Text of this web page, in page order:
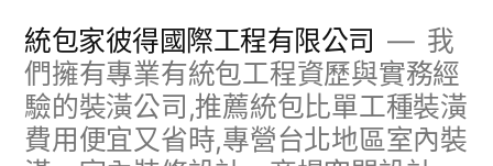
統包家彼得國際工程有限公司
我
們擁有專業有統包工程資歷與實務經
驗的裝潢公司,推薦統包比單工種裝潢
費用便宜又省時,專營台北地區室內裝